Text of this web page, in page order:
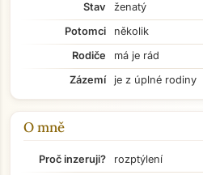
Stav
ženatý
Potomci
několik
Rodiče
má je rád
Zázemí
je z úplné rodiny
O mně
Proč inzeruji?
rozptýlení